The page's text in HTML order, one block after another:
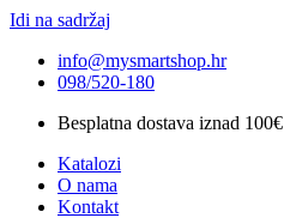
Idi na sadržaj
info@mysmartshop.hr
098/520-180
Besplatna dostava iznad 100€
Katalozi
O nama
Kontakt